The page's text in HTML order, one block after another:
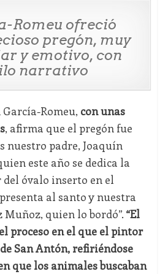
Romeu ofreció
pregón, muy
y emotivo, con
narrativo
Romeu, con unas
, afirma que el pregón fue
nuestro padre, Joaquín
este año se dedica la
óvalo inserto en el
al santo y nuestra
Muñoz, quien lo bordó”. “El
proceso en el que el pintor
San Antón, refiriéndose
que los animales buscaban